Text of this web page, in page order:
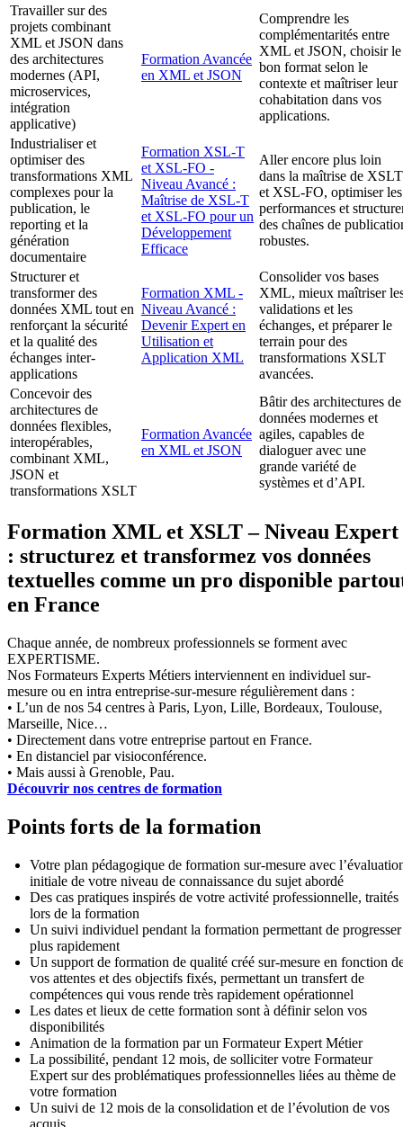
Travailler sur des
projets combinant
XML et JSON dans
des architectures
modernes (API,
microservices,
intégration
applicative)
Formation Avancée
en XML et JSON
Comprendre les
complémentarités entre
XML et JSON, choisir le
bon format selon le
contexte et maîtriser leur
cohabitation dans vos
applications.
Industrialiser et
optimiser des
transformations XML
complexes pour la
publication, le
reporting et la
génération
documentaire
Formation XSL-T
et XSL-FO -
Niveau Avancé :
Maîtrise de XSL-T
et XSL-FO pour un
Développement
Efficace
Aller encore plus loin
dans la maîtrise de XSLT
et XSL-FO, optimiser les
performances et
des chaînes de
robustes.
Structurer et
transformer des
données XML tout en
renforçant la sécurité
et la qualité des
échanges inter-
applications
Formation XML -
Niveau Avancé :
Devenir Expert en
Utilisation et
Application XML
Consolider vos bases
XML, mieux maîtriser
validations et les
échanges, et préparer le
terrain pour des
transformations XSLT
avancées.
Concevoir des
architectures de
données flexibles,
interopérables,
combinant XML,
JSON et
transformations XSLT
Formation Avancée
en XML et JSON
Bâtir des architectures de
données modernes et
agiles, capables de
dialoguer avec une
grande variété de
systèmes et d’API.
Formation XML et XSLT – Niveau Expert
: structurez et transformez vos données
textuelles comme un pro disponible
en France
Chaque année, de nombreux professionnels se forment avec
EXPERTISME.
Nos Formateurs Experts Métiers interviennent en individuel sur-
mesure ou en intra entreprise-sur-mesure régulièrement dans :
• L’un de nos 54 centres à Paris, Lyon, Lille, Bordeaux, Toulouse,
Marseille, Nice…
• Directement dans votre entreprise partout en France.
• En distanciel par visioconférence.
• Mais aussi à Grenoble, Pau.
Découvrir nos centres de formation
Points forts de la formation
Votre plan pédagogique de formation sur-mesure avec
initiale de votre niveau de connaissance du sujet abordé
Des cas pratiques inspirés de votre activité professionnelle, traités
lors de la formation
Un suivi individuel pendant la formation permettant de progresser
plus rapidement
Un support de formation de qualité créé sur-mesure en fonction
vos attentes et des objectifs fixés, permettant un transfert de
compétences qui vous rende très rapidement opérationnel
Les dates et lieux de cette formation sont à définir selon vos
disponibilités
Animation de la formation par un Formateur Expert Métier
La possibilité, pendant 12 mois, de solliciter votre Formateur
Expert sur des problématiques professionnelles liées au thème de
votre formation
Un suivi de 12 mois de la consolidation et de l’évolution de vos
acquis.